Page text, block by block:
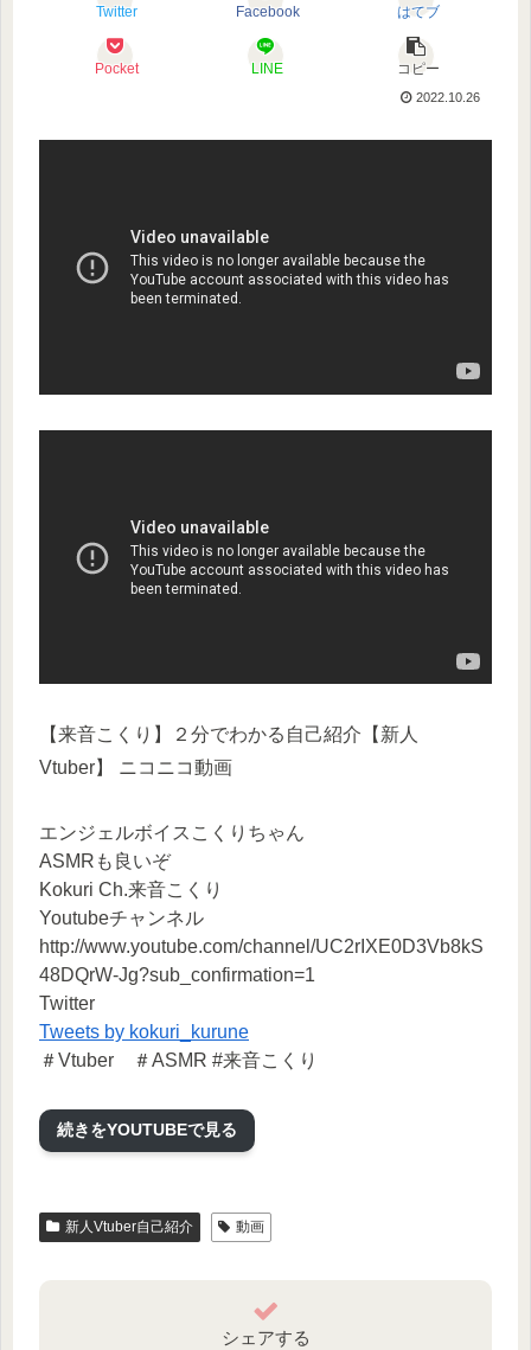
Twitter Facebook はてブ
Pocket LINE コピー
2022.10.26
【来音こくり】２分でわかる自己紹介【新人
Vtuber】 ニコニコ動画
エンジェルボイスこくりちゃん
ASMRも良いぞ
Kokuri Ch.来音こくり
Youtubeチャンネル
http://www.youtube.com/channel/UC2rIXE0D3Vb8kS
48DQrW-Jg?sub_confirmation=1
Twitter
Tweets by kokuri_kurune
＃Vtuber ＃ASMR #来音こくり
続きをYOUTUBEで見る
新人Vtuber自己紹介 動画
シェアする